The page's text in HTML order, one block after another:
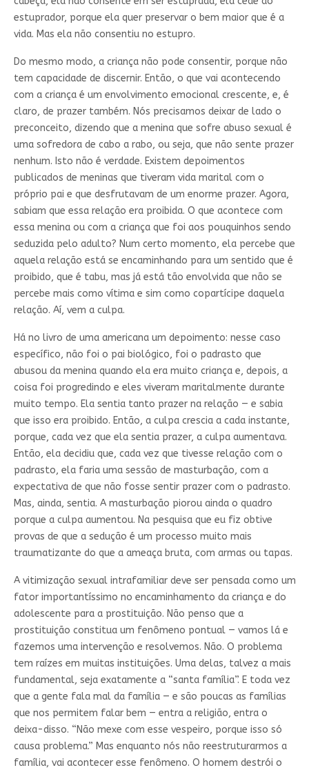
estuprador, porque ela quer preservar o bem maior que é a
vida. Mas ela não consentiu no estupro.
Do mesmo modo, a criança não pode consentir, porque não
tem capacidade de discernir. Então, o que vai acontecendo
com a criança é um envolvimento emocional crescente, e, é
claro, de prazer também. Nós precisamos deixar de lado o
preconceito, dizendo que a menina que sofre abuso sexual é
uma sofredora de cabo a rabo, ou seja, que não sente prazer
nenhum. Isto não é verdade. Existem depoimentos
publicados de meninas que tiveram vida marital com o
próprio pai e que desfrutavam de um enorme prazer. Agora,
sabiam que essa relação era proibida. O que acontece com
essa menina ou com a criança que foi aos pouquinhos sendo
seduzida pelo adulto? Num certo momento, ela percebe que
aquela relação está se encaminhando para um sentido que é
proibido, que é tabu, mas já está tão envolvida que não se
percebe mais como vítima e sim como copartícipe daquela
relação. Aí, vem a culpa.
Há no livro de uma americana um depoimento: nesse caso
específico, não foi o pai biológico, foi o padrasto que
abusou da menina quando ela era muito criança e, depois, a
coisa foi progredindo e eles viveram maritalmente durante
muito tempo. Ela sentia tanto prazer na relação — e sabia
que isso era proibido. Então, a culpa crescia a cada instante,
porque, cada vez que ela sentia prazer, a culpa aumentava.
Então, ela decidiu que, cada vez que tivesse relação com o
padrasto, ela faria uma sessão de masturbação, com a
expectativa de que não fosse sentir prazer com o padrasto.
Mas, ainda, sentia. A masturbação piorou ainda o quadro
porque a culpa aumentou. Na pesquisa que eu fiz obtive
provas de que a sedução é um processo muito mais
traumatizante do que a ameaça bruta, com armas ou tapas.
A vitimização sexual intrafamiliar deve ser pensada como um
fator importantíssimo no encaminhamento da criança e do
adolescente para a prostituição. Não penso que a
prostituição constitua um fenômeno pontual — vamos lá e
fazemos uma intervenção e resolvemos. Não. O problema
tem raízes em muitas instituições. Uma delas, talvez a mais
fundamental, seja exatamente a “santa família”. E toda vez
que a gente fala mal da família — e são poucas as famílias
que nos permitem falar bem — entra a religião, entra o
deixa-disso. “Não mexe com esse vespeiro, porque isso só
causa problema.” Mas enquanto nós não reestruturarmos a
família, vai acontecer esse fenômeno. O homem destrói o